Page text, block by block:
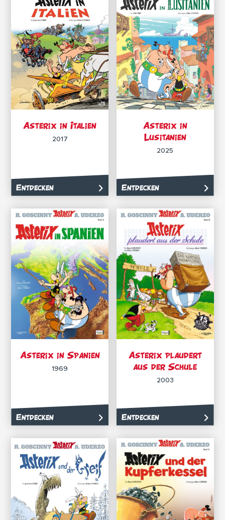
Asterix in Italien
2017
Entdecken
Asterix in
Lusitanien
2025
Entdecken
Asterix in Spanien
1969
Entdecken
Asterix plaudert
aus der Schule
2003
Entdecken